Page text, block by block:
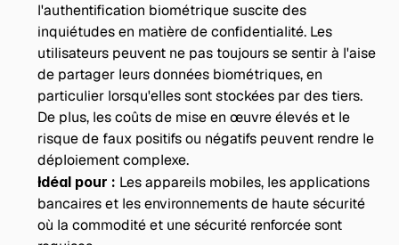
l'authentification biométrique suscite des
inquiétudes en matière de confidentialité. Les
utilisateurs peuvent ne pas toujours se sentir à l'aise
de partager leurs données biométriques, en
particulier lorsqu'elles sont stockées par des tiers.
De plus, les coûts de mise en œuvre élevés et le
risque de faux positifs ou négatifs peuvent rendre le
déploiement complexe.
Idéal pour : Les appareils mobiles, les applications
bancaires et les environnements de haute sécurité
où la commodité et une sécurité renforcée sont